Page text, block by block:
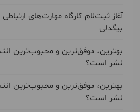
آغاز ثبت‌نام کارگاه مهارت‌های
بیگدلی
بهترین، موفق‌ترین و محبوب‌ترین
نشر است؟
بهترین، موفق‌ترین و محبوب‌ترین
نشر است؟